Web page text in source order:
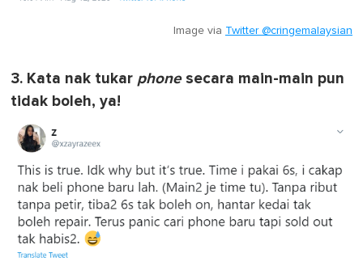
Image via Twitter @cringemalaysian
3. Kata nak tukar phonesecara main-main pun
tidak boleh, ya!